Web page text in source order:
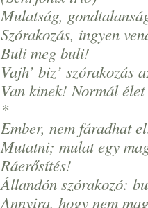
Mulatság,
Szórakozás, ingyen
Buli meg buli!
Vajh’ biz’ szórakozás
Van kinek! Normál
*
Ember, nem fáradhat
Mutatni; mulat egy
Ráerősítés!
Állandón szórakozó:
Annyira, hogy nem